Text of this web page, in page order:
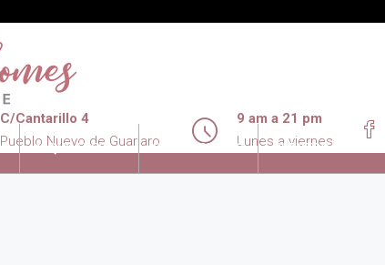
C/Cantarillo 4
Pueblo Nuevo de Guariaro
9 am a 21 pm
Lunes a viernes
ALQUILERES PROMOCIONES NUESTRO ENTORNO